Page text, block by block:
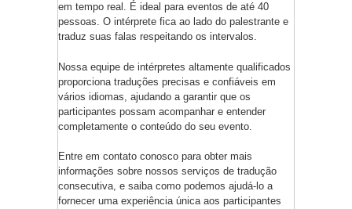
em tempo real. É ideal para eventos de até 40
pessoas. O intérprete fica ao lado do palestrante e
traduz suas falas respeitando os intervalos.
Nossa equipe de intérpretes altamente qualificados
proporciona traduções precisas e confiáveis em
vários idiomas, ajudando a garantir que os
participantes possam acompanhar e entender
completamente o conteúdo do seu evento.
Entre em contato conosco para obter mais
informações sobre nossos serviços de tradução
consecutiva, e saiba como podemos ajudá-lo a
fornecer uma experiência única aos participantes